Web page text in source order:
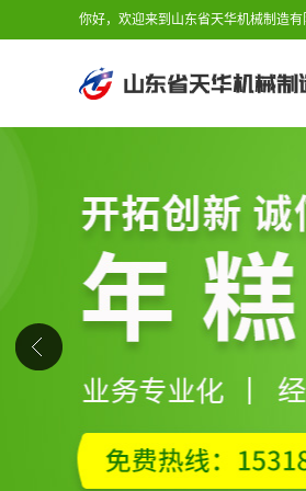
你好，欢迎来到山东省天华机械制造有